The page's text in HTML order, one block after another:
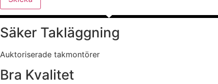
Säker Takläggning
Auktoriserade takmontörer
Bra Kvalitet